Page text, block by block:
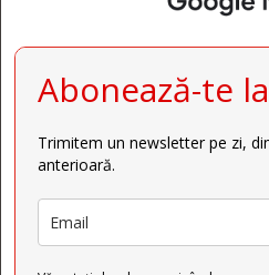
Abonează-te
Trimitem un newsletter pe zi,
anterioară.